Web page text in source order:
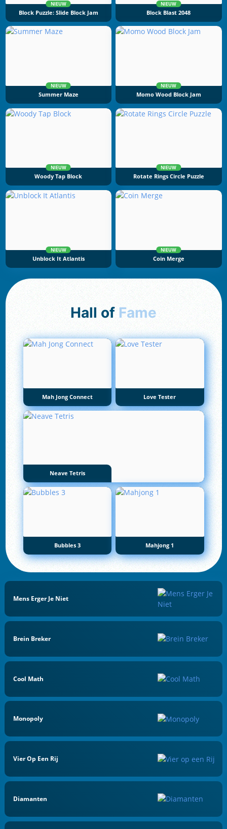
NIEUW
Block Puzzle: Slide Block Jam
NIEUW
Block Blast 2048
NIEUW
Summer Maze
NIEUW
Momo Wood Block Jam
NIEUW
Woody Tap Block
NIEUW
Rotate Rings Circle Puzzle
NIEUW
Unblock It Atlantis
NIEUW
Coin Merge
Hall of Fame
Mah Jong Connect Love Tester
Neave Tetris
Bubbles 3 Mahjong 1
Mens Erger Je Niet
Brein Breker
Cool Math
Monopoly
Vier Op Een Rij
Diamanten